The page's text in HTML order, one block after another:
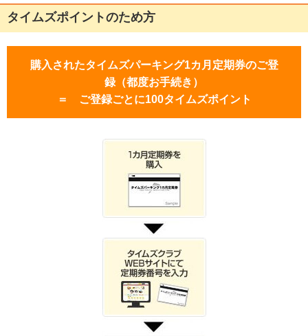
タイムズポイントのため方
購入されたタイムズパーキング1カ月定期券のご登
録（都度お手続き）
＝ ご登録ごとに100タイムズポイント